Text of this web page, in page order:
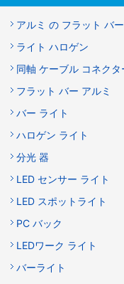
アルミ の フラット バー
ライト ハロゲン
同軸 ケーブル コネクタ
フラット バー アルミ
バー ライト
ハロゲン ライト
分光 器
LED センサー ライト
LED スポットライト
PC バック
LEDワーク ライト
バーライト